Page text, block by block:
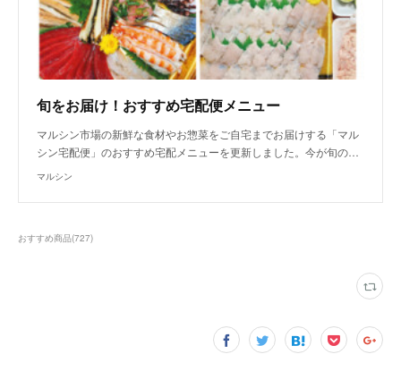
旬をお届け！おすすめ宅配便メニュー
マルシン市場の新鮮な食材やお惣菜をご自宅までお届けする「マル
シン宅配便」のおすすめ宅配メニューを更新しました。今が旬の…
マルシン
おすすめ商品(727)